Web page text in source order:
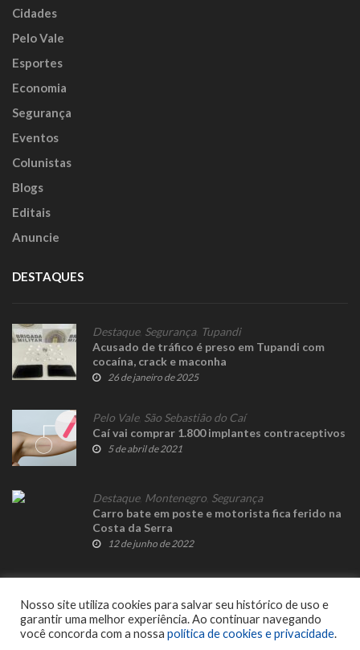
Cidades
Pelo Vale
Esportes
Economia
Segurança
Eventos
Colunistas
Blogs
Editais
Anuncie
DESTAQUES
Destaque, Segurança, Tupandi
Acusado de tráfico é preso em Tupandi com
cocaína, crack e maconha
26 de janeiro de 2025
Pelo Vale, São Sebastião do Caí
Caí vai comprar 1.800 implantes contraceptivos
5 de abril de 2021
Destaque, Montenegro Segurança
Carro bate em poste e motorista fica ferido na
Costa da Serra
12 de junho de 2022
© 2023 Fato Novo - Todos os direitos reservados. Desenvolvido por
Nosso site utiliza cookies para salvar seu histórico de uso e
garantir uma melhor experiência. Ao continuar navegando
você concorda com a nossa política de cookies e privacidade.